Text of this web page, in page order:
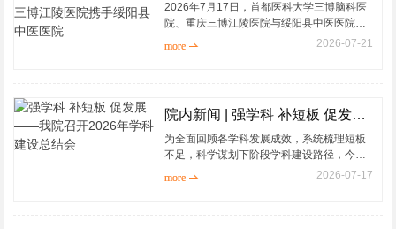
2026年7月17日，首都医科大学三博脑科医
院、重庆三博江陵医院与绥阳县中医医院专
科联盟签约授牌仪式顺利举办，绥阳县中医
more  2026-07-21
院内新闻 | 强学科 补短板 促发展——我院召开2026年学科建设总结会
为全面回顾各学科发展成效，系统梳理短板
不足，科学谋划下阶段学科建设路径，今天
我院召开2026年学科建设总结会。内一科、
more  2026-07-17